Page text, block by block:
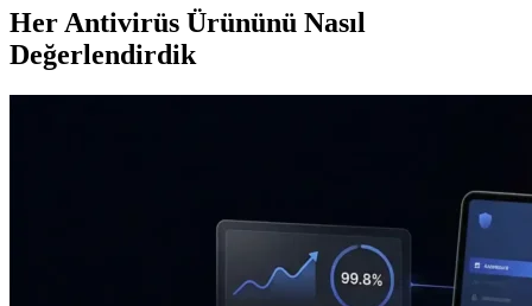
Her Antivirüs Ürününü Nasıl
Değerlendirdik